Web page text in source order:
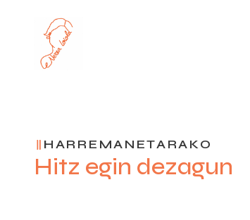
HARREMANETARAKO
Hitz egin dezagun